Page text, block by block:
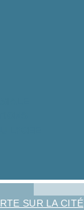
SUR LA CITÉ